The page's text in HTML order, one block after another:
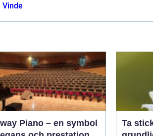
Vinde
Piano – en symbol
Ta